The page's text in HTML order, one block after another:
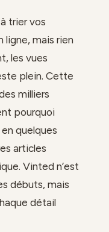
trier vos
mais rien
les vues
plein. Cette
milliers
pourquoi
quelques
articles
Vinted n’est
débuts, mais
détail